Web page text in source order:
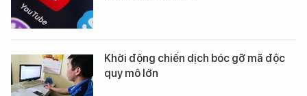
Khởi động chiến dịch bóc gỡ mã độc
quy mô lớn